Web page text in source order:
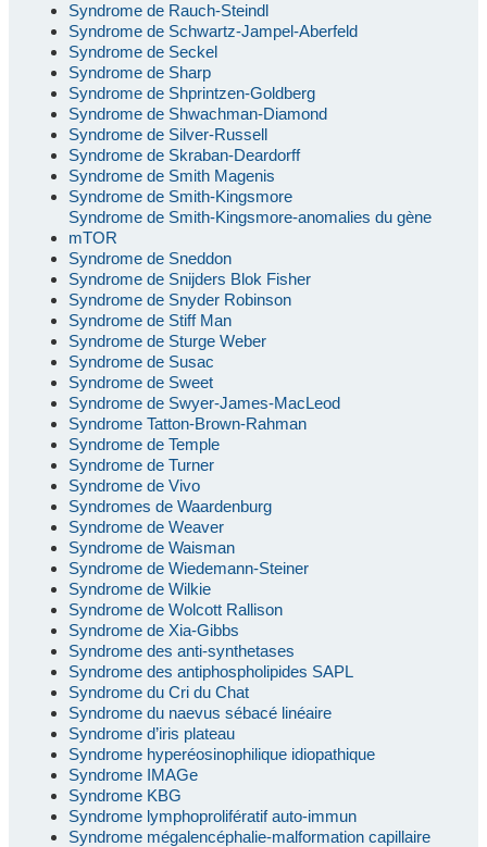
Syndrome de Rauch-Steindl
Syndrome de Schwartz-Jampel-Aberfeld
Syndrome de Seckel
Syndrome de Sharp
Syndrome de Shprintzen-Goldberg
Syndrome de Shwachman-Diamond
Syndrome de Silver-Russell
Syndrome de Skraban-Deardorff
Syndrome de Smith Magenis
Syndrome de Smith-Kingsmore
Syndrome de Smith-Kingsmore-anomalies du gène
mTOR
Syndrome de Sneddon
Syndrome de Snijders Blok Fisher
Syndrome de Snyder Robinson
Syndrome de Stiff Man
Syndrome de Sturge Weber
Syndrome de Susac
Syndrome de Sweet
Syndrome de Swyer-James-MacLeod
Syndrome Tatton-Brown-Rahman
Syndrome de Temple
Syndrome de Turner
Syndrome de Vivo
Syndromes de Waardenburg
Syndrome de Weaver
Syndrome de Waisman
Syndrome de Wiedemann-Steiner
Syndrome de Wilkie
Syndrome de Wolcott Rallison
Syndrome de Xia-Gibbs
Syndrome des anti-synthetases
Syndrome des antiphospholipides SAPL
Syndrome du Cri du Chat
Syndrome du naevus sébacé linéaire
Syndrome d’iris plateau
Syndrome hyperéosinophilique idiopathique
Syndrome IMAGe
Syndrome KBG
Syndrome lymphoprolifératif auto-immun
Syndrome mégalencéphalie-malformation capillaire